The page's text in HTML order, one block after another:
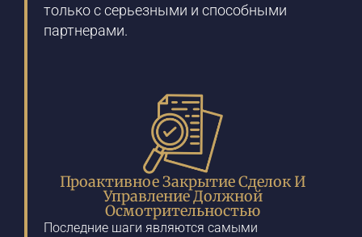
только с серьезными и способными
партнерами.
Проактивное Закрытие Сделок И
Управление Должной
Осмотрительностью
Последние шаги являются самыми